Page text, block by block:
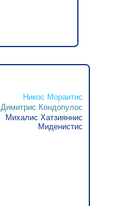
Никос Мораитис
Димитрис Кондопулос
Михалис Хатзияннис
Миденистис